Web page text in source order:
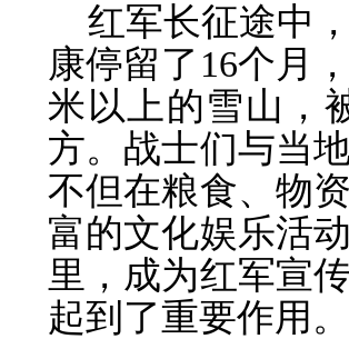
红军长征途中
康停留了16个月
米以上的雪山，
方。战士们与当
不但在粮食、物
富的文化娱乐活
里，成为红军宣
起到了重要作用。